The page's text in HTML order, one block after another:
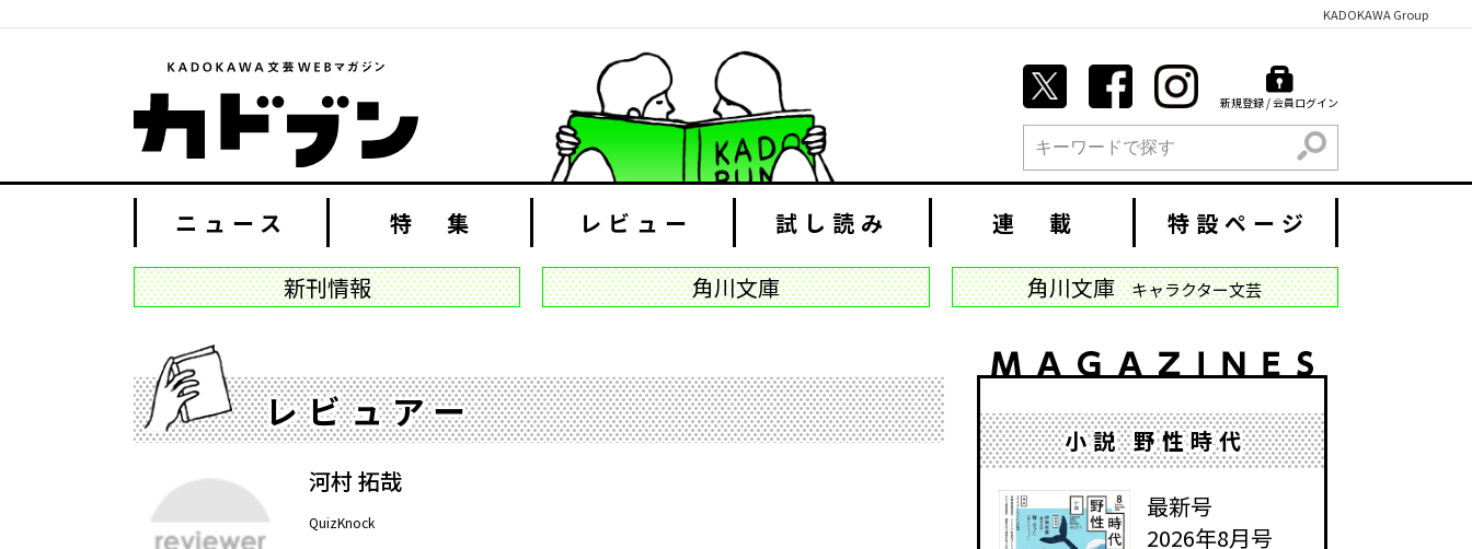
KADOKAWA Group
新規登録 / 会員ログイン
検索
ニュース 特 集 レビュー 試し読み 連 載 特設ページ
新刊情報 角川文庫 角川文庫 キャラクター文芸
レビュアー
河村 拓哉
QuizKnock
小説 野性時代
最新号
2026年8月号